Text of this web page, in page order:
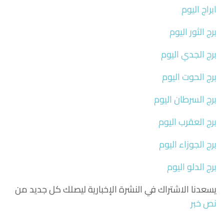
ابراج اليوم
برج الثور اليوم
برج الجدي اليوم
برج الحوت اليوم
برج السرطان اليوم
برج العقرب اليوم
برج الجوزاء اليوم
برج الدلو اليوم
يسعدنا الاشتراك في النشرة الإخبارية ليصلك كل جديد من
نص خبر